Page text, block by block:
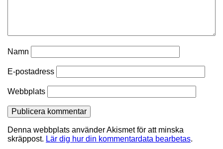
Namn
E-postadress
Webbplats
Denna webbplats använder Akismet för att minska
skräppost. Lär dig hur din kommentardata bearbetas.